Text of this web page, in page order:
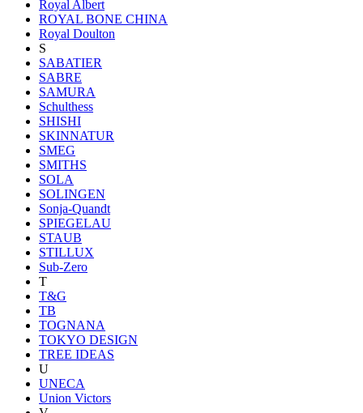
Royal Albert
ROYAL BONE CHINA
Royal Doulton
S
SABATIER
SABRE
SAMURA
Schulthess
SHISHI
SKINNATUR
SMEG
SMITHS
SOLA
SOLINGEN
Sonja-Quandt
SPIEGELAU
STAUB
STILLUX
Sub-Zero
T
T&G
TB
TOGNANA
TOKYO DESIGN
TREE IDEAS
U
UNECA
Union Victors